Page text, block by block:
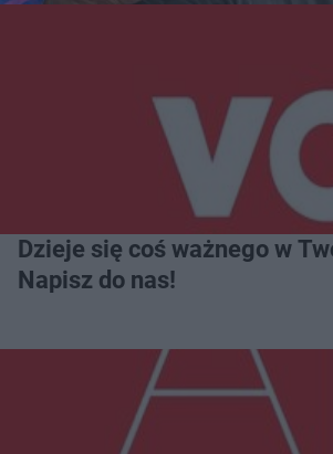
Dzieje się coś ważnego w
Napisz do nas!
Więcej